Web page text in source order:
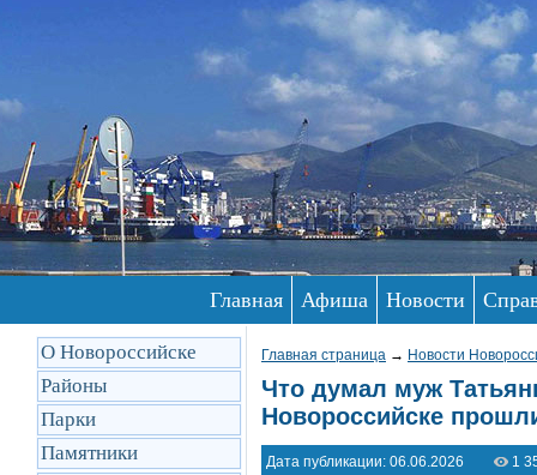
Главная Афиша Новости
О Новороссийске
Районы
Парки
Памятники
Главная страница → Новости
Что думал муж
Новороссийске
Дата публикации: 06.06.2026 1